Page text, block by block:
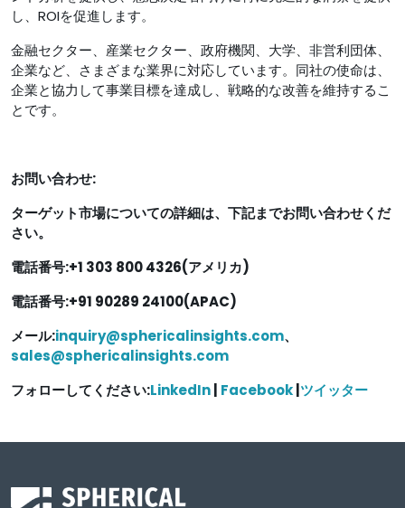
し、ROIを促進します。
金融セクター、産業セクター、政府機関、大学、非営利団体、
企業など、さまざまな業界に対応しています。同社の使命は、
企業と協力して事業目標を達成し、戦略的な改善を維持するこ
とです。
お問い合わせ:
ターゲット市場についての詳細は、下記までお問い合わせくだ
さい。
電話番号:+1 303 800 4326(アメリカ)
電話番号:+91 90289 24100(APAC)
メール:inquiry@sphericalinsights.com、
sales@sphericalinsights.com
フォローしてください:LinkedIn Facebook ツイッター